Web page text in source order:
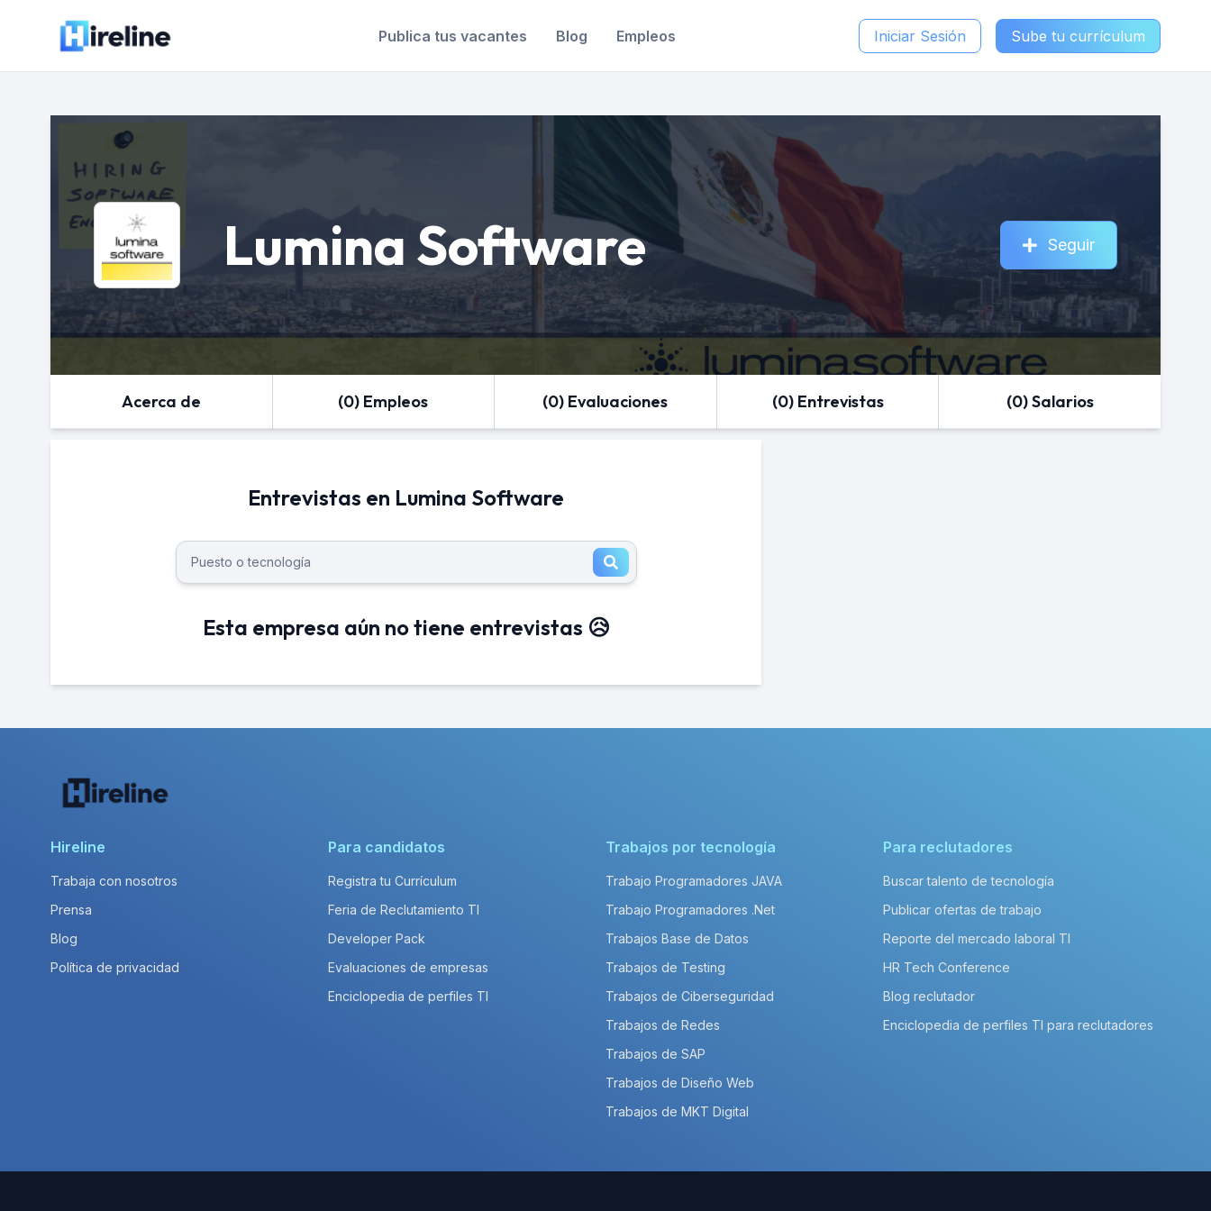
Publica tus vacantes Blog Empleos Iniciar Sesión Sube tu currículum
Lumina Software Seguir
Acerca de (0) Empleos (0) Evaluaciones (0) Entrevistas (0) Salarios
Entrevistas en Lumina Software
Esta empresa aún no tiene entrevistas 😥
Hireline
Trabaja con nosotros
Prensa
Blog
Política de privacidad
Para candidatos
Registra tu Currículum
Feria de Reclutamiento TI
Developer Pack
Evaluaciones de empresas
Enciclopedia de perfiles TI
Trabajos por tecnología
Trabajo Programadores JAVA
Trabajo Programadores .Net
Trabajos Base de Datos
Trabajos de Testing
Trabajos de Ciberseguridad
Trabajos de Redes
Trabajos de SAP
Trabajos de Diseño Web
Trabajos de MKT Digital
Para reclutadores
Buscar talento de tecnología
Publicar ofertas de trabajo
Reporte del mercado laboral TI
HR Tech Conference
Blog reclutador
Enciclopedia de perfiles TI para reclutadores